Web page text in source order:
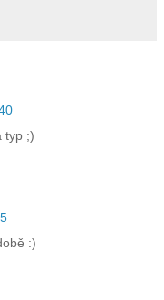
typ ;)
:)